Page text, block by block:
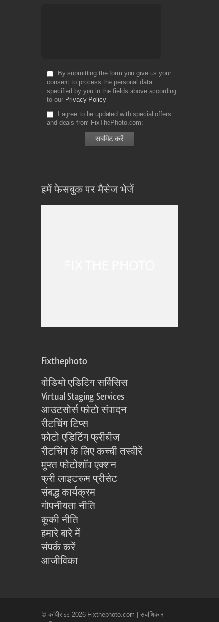
By submitting the form you give us your
consent to process the personal data
specified by you in the fields above according
to our Privacy Policy
I agree to be updated with special offers
and deals from FixThePhoto.com
हमें फेसबुक पर मैसेज भेजें
Fixthephoto
वीडियो एडिटिंग सर्विसिस
Virtual Staging Services
आउटसोर्स फोटो संपादन
रीटचिंग टिप्स
फोटो एडिटिंग फ्रीबीज
रीटचिंग के लिए कच्ची तस्वीरें
मुफ्त फोटोशॉप एक्शन
फ्री लाइटरूम प्रीसेट
संबद्ध कार्यक्रम
गोपनीयता नीति
कूकी नीति
हमारे बारे में
संपर्क करें
आजीविका
© कॉपीराइट 2026 Fixthephoto.com | सर्वाधिकार